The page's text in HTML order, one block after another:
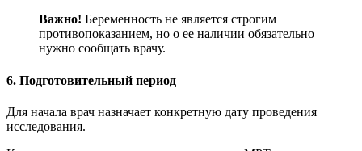
Важно! Беременность не является строгим
противопоказанием, но о ее наличии обязательно
нужно сообщать врачу.
6. Подготовительный период
Для начала врач назначает конкретную дату проведения
исследования.